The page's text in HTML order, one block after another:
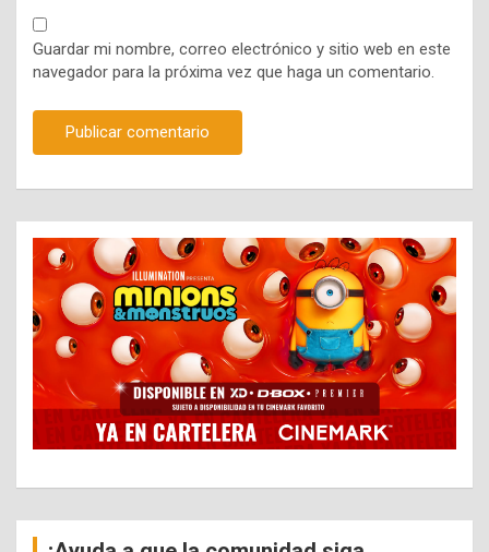
Guardar mi nombre, correo electrónico y sitio web en este
navegador para la próxima vez que haga un comentario.